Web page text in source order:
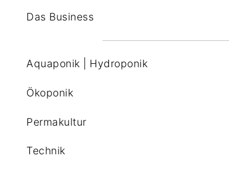
Das Business
Aquaponik | Hydroponik
Ökoponik
Permakultur
Technik